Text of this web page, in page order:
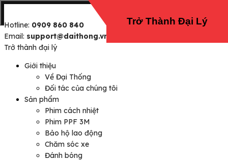
Hotline: 0909 860 840
Email: support@daithong.vn
Trở thành đại lý
Giới thiệu
Về Đại Thống
Đối tác của chúng tôi
Sản phẩm
Phim cách nhiệt
Phim PPF 3M
Bảo hộ lao động
Chăm sóc xe
Đánh bóng
Trở Thành Đại Lý